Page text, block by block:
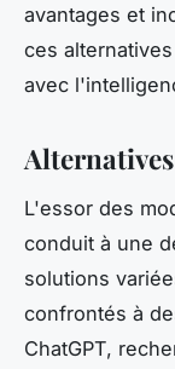
avantages et
ces
avec
L'essor des
conduit à une
solutions
confrontés à
ChatGPT,